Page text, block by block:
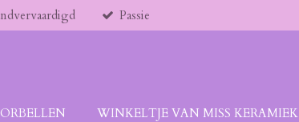
Passie
WINKELTJE VAN MISS KERAMIEK